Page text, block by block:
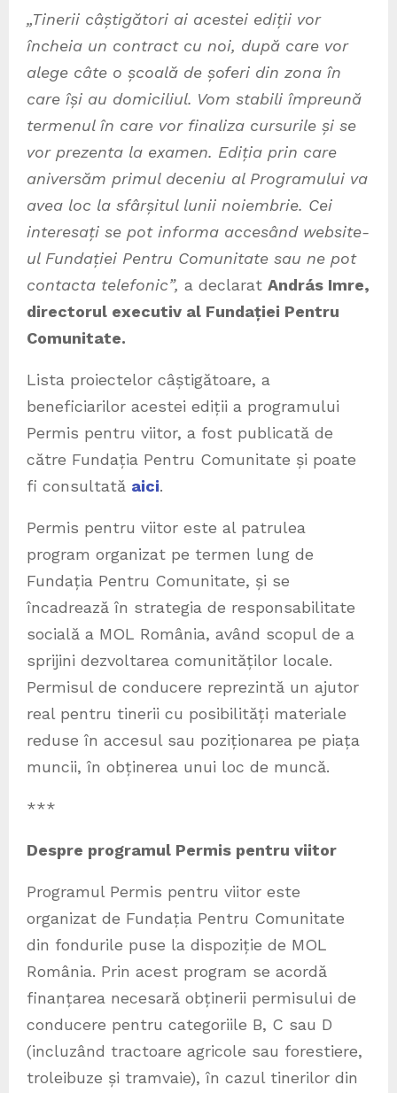
„Tinerii câștigători ai acestei ediții vor
încheia un contract cu noi, după care vor
alege câte o școală de șoferi din zona în
care își au domiciliul. Vom stabili împreună
termenul în care vor finaliza cursurile și se
vor prezenta la examen. Ediția prin care
aniversăm primul deceniu al Programului va
avea loc la sfârșitul lunii noiembrie. Cei
interesați se pot informa accesând website-
ul Fundației Pentru Comunitate sau ne pot
contacta telefonic”, a declarat András Imre,
directorul executiv al Fundației Pentru
Comunitate.
Lista proiectelor câștigătoare, a
beneficiarilor acestei ediții a programului
Permis pentru viitor, a fost publicată de
către Fundația Pentru Comunitate și poate
fi consultată aici.
Permis pentru viitor este al patrulea
program organizat pe termen lung de
Fundația Pentru Comunitate, și se
încadrează în strategia de responsabilitate
socială a MOL România, având scopul de a
sprijini dezvoltarea comunităților locale.
Permisul de conducere reprezintă un ajutor
real pentru tinerii cu posibilități materiale
reduse în accesul sau poziționarea pe piața
muncii, în obținerea unui loc de muncă.
***
Despre programul Permis pentru viitor
Programul Permis pentru viitor este
organizat de Fundația Pentru Comunitate
din fondurile puse la dispoziție de MOL
România. Prin acest program se acordă
finanțarea necesară obținerii permisului de
conducere pentru categoriile B, C sau D
(incluzând tractoare agricole sau forestiere,
troleibuze și tramvaie), în cazul tinerilor din